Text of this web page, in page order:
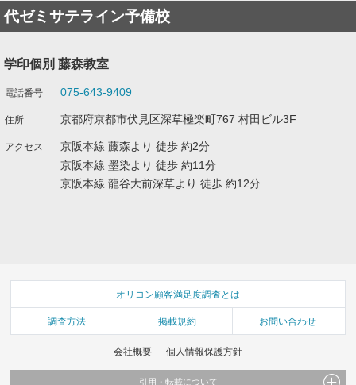
代ゼミサテライン予備校
学印個別 藤森教室
075-643-9409
京都府京都市伏見区深草極楽町767 村田ビル3F
京阪本線 藤森より 徒歩 約2分
京阪本線 墨染より 徒歩 約11分
京阪本線 龍谷大前深草より 徒歩 約12分
オリコン顧客満足度調査とは
調査方法 掲載規約 お問い合わせ
会社概要 個人情報保護方針
引用・転載について